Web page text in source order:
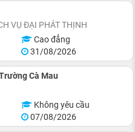
VỤ ĐẠI PHÁT THỊNH
Cao đẳng
31/08/2026
Cà Mau
Không yêu cầu
07/08/2026